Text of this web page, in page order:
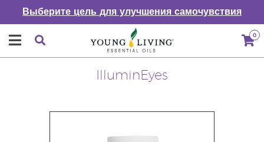
Выберите цель для улучшения самочувствия
0
IlluminEyes